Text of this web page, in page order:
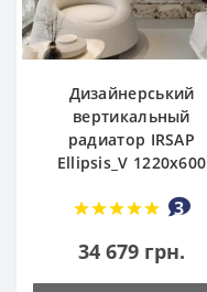
Дизайнерський
вертикальный
радиатор IRSAP
Ellipsis_V 1220x600
3
34 679 грн.